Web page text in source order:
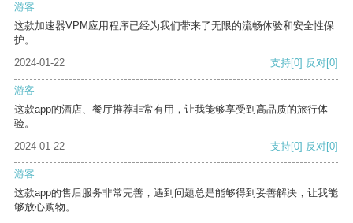
游客
这款加速器VPM应用程序已经为我们带来了无限的流畅体验和安全性保
护。
2024-01-22
支持[0] 反对[0]
游客
这款app的酒店、餐厅推荐非常有用，让我能够享受到高品质的旅行体
验。
2024-01-22
支持[0] 反对[0]
游客
这款app的售后服务非常完善，遇到问题总是能够得到妥善解决，让我能
够放心购物。